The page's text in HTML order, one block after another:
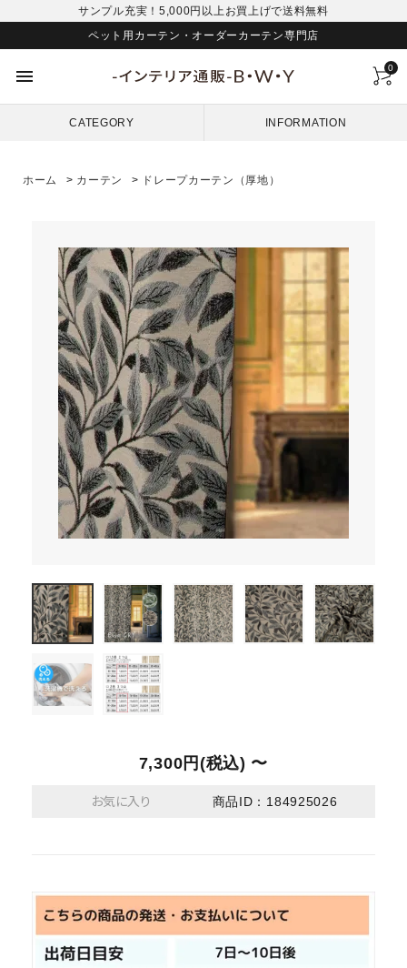
サンプル充実！5,000円以上お買上げで送料無料
ペット用カーテン・オーダーカーテン専門店
menu 0
CATEGORY INFORMATION
ホーム > カーテン > ドレープカーテン（厚地）
7,300円(税込) 〜
お気に入り 商品ID：184925026